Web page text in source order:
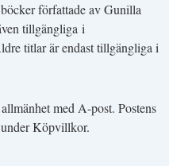
författade av Gunilla
tillgängliga i
titlar är endast tillgängliga i
med A-post. Postens
Köpvillkor.